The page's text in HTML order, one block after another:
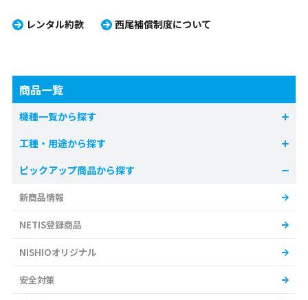
レンタル約款 西尾補償制度について
商品一覧
機種一覧から探す
工種・用途から探す
ピックアップ商品から探す
新商品情報
NETIS登録商品
NISHIOオリジナル
安全対策